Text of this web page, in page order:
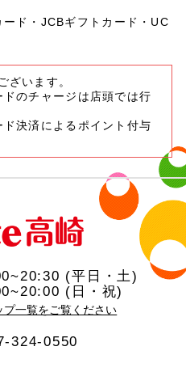
ド・JCBギフトカード・UC
ざいます。
のチャージは店頭では行
決済によるポイント付与
(平日・土)
(日・祝)
一覧をご覧ください
324-0550